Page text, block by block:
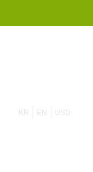
KR EN USD